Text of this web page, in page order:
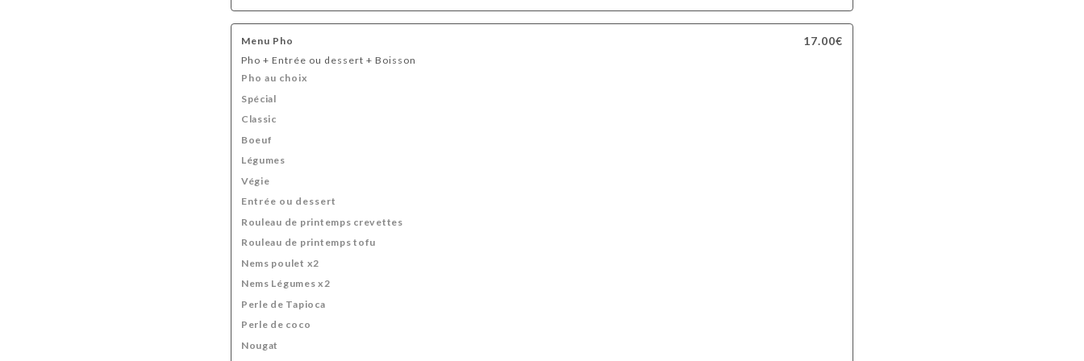
Menu Pho 17.00€
Pho + Entrée ou dessert + Boisson
Pho au choix
Spécial
Classic
Boeuf
Légumes
Végie
Entrée ou dessert
Rouleau de printemps crevettes
Rouleau de printemps tofu
Nems poulet x2
Nems Légumes x2
Perle de Tapioca
Perle de coco
Nougat